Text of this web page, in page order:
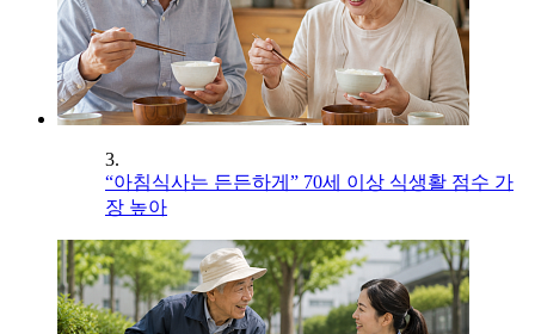
3.
“아침식사는 든든하게” 70세 이상 식생활 점수 가
장 높아